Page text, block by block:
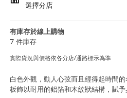
選擇分店
有庫存於線上購物
7 件庫存
實際貨況與價格依各分店/通路標示為準
白色外觀，動人心弦而且經得起時間
板飾以耐用的鋁箔和木紋狀結構，賦